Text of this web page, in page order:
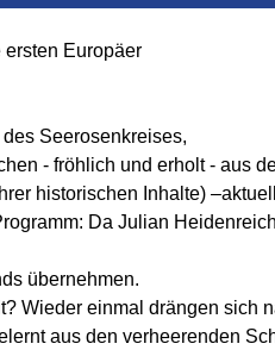
Europäer
Seerosenkreises,
- fröhlich und erholt - aus
historischen Inhalte)
Da Julian
übernehmen.
Wieder einmal drängen
aus den verheerenden